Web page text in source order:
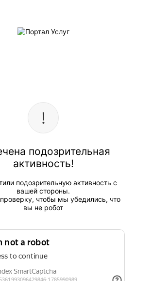
подозрительная
активность!
подозрительную активность с
вашей стороны.
чтобы мы убедились, что
вы не робот